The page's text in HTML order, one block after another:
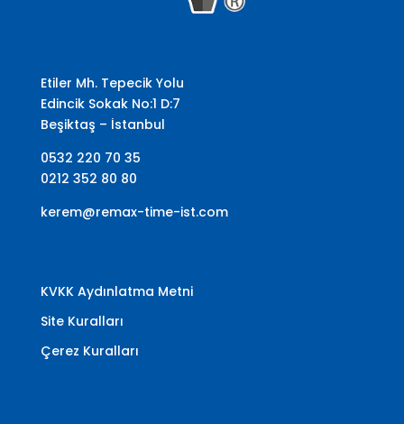
Etiler Mh. Tepecik Yolu
Edincik Sokak No:1 D:7
Beşiktaş – İstanbul
0532 220 70 35
0212 352 80 80
kerem@remax-time-ist.com
KVKK Aydınlatma Metni
Site Kuralları
Çerez Kuralları